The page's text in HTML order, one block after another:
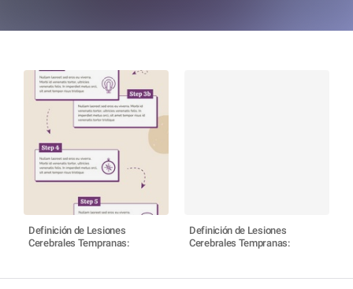
Definición de Lesiones
Cerebrales Tempranas:
Definición de Lesiones
Cerebrales Tempranas: